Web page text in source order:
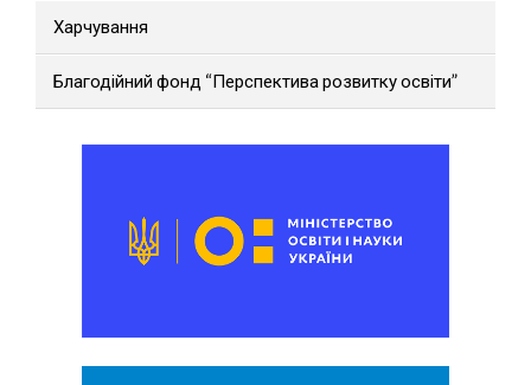
Харчування
Благодійний фонд “Перспектива розвитку освіти”